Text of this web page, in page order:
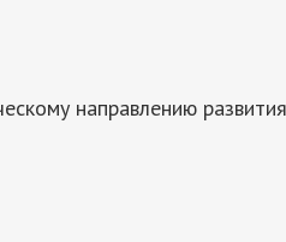
направлению развития